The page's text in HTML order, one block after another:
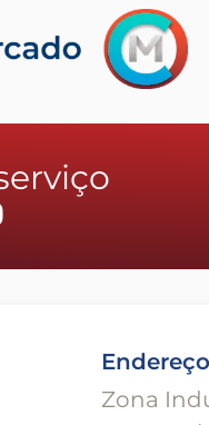
Endereço
Zona